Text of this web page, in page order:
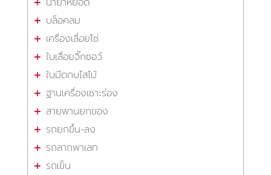
บล็อคลม
เครื่องเลื่อยโซ่
ใบเลื่อยจิ๊กซอว์
ใบมีดกบไสไม้
ฐานเครื่องเซาะร่อง
สายพานยกของ
รถยกขึ้น-ลง
รถลากพาเลท
รถเข็น